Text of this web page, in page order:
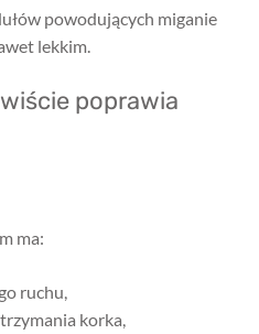
powodujących miganie
lekkim.
poprawia
ma:
ruchu,
korka,